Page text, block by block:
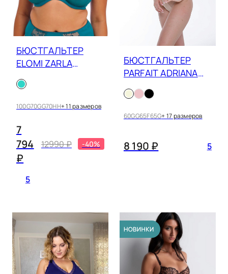
БЮСТГАЛЬТЕР
ELOMI ZARLA
302505
100G70GG70HH+ 11 размеров
7
794
₽
12990 ₽ -40%
5
БЮСТГАЛЬТЕР
PARFAIT ADRIANA
5482
60GG65F65G+ 17 размеров
8 190 ₽ 5